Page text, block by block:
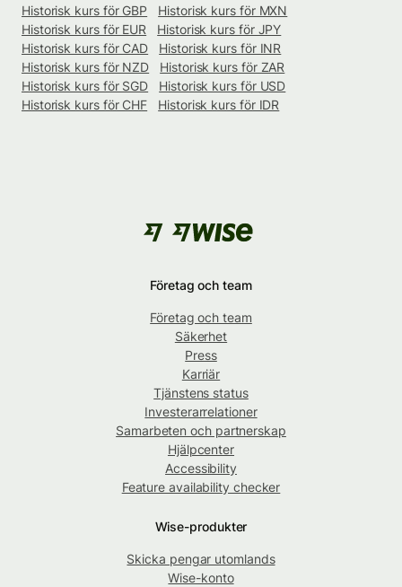
Historisk kurs för GBP
Historisk kurs för MXN
Historisk kurs för EUR
Historisk kurs för JPY
Historisk kurs för CAD
Historisk kurs för INR
Historisk kurs för NZD
Historisk kurs för ZAR
Historisk kurs för SGD
Historisk kurs för USD
Historisk kurs för CHF
Historisk kurs för IDR
Företag och team
Företag och team
Säkerhet
Press
Karriär
Tjänstens status
Investerarrelationer
Samarbeten och partnerskap
Hjälpcenter
Accessibility
Feature availability checker
Wise-produkter
Skicka pengar utomlands
Wise-konto